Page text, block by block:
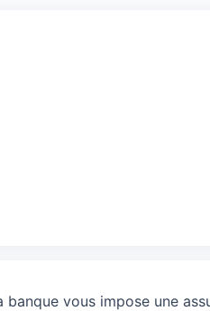
vous impose une